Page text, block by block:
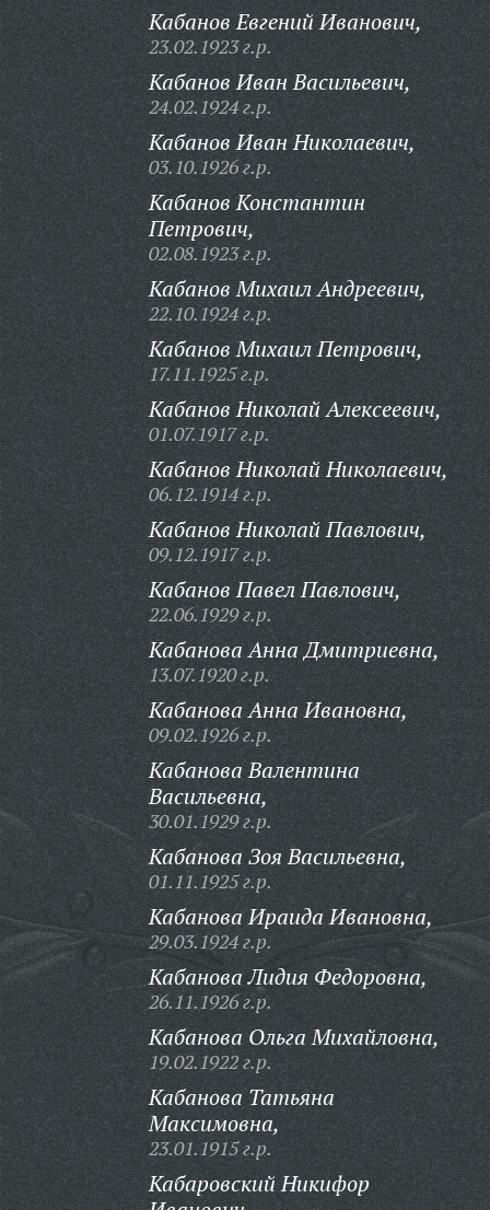
Кабанов Евгений Иванович,
23.02.1923 г.р.
Кабанов Иван Васильевич,
24.02.1924 г.р.
Кабанов Иван Николаевич,
03.10.1926 г.р.
Кабанов Константин
Петрович,
02.08.1923 г.р.
Кабанов Михаил Андреевич,
22.10.1924 г.р.
Кабанов Михаил Петрович,
17.11.1925 г.р.
Кабанов Николай Алексеевич,
01.07.1917 г.р.
Кабанов Николай Николаевич,
06.12.1914 г.р.
Кабанов Николай Павлович,
09.12.1917 г.р.
Кабанов Павел Павлович,
22.06.1929 г.р.
Кабанова Анна Дмитриевна,
13.07.1920 г.р.
Кабанова Анна Ивановна,
09.02.1926 г.р.
Кабанова Валентина
Васильевна,
30.01.1929 г.р.
Кабанова Зоя Васильевна,
01.11.1925 г.р.
Кабанова Ираида Ивановна,
29.03.1924 г.р.
Кабанова Лидия Федоровна,
26.11.1926 г.р.
Кабанова Ольга Михайловна,
19.02.1922 г.р.
Кабанова Татьяна
Максимовна,
23.01.1915 г.р.
Кабаровский Никифор